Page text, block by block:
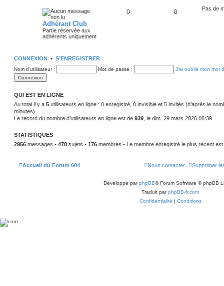
Adhérant Club
Partie réservée aux
adhérents uniquement
0 0 Pas de
CONNEXION • S’ENREGISTRER
Nom d’utilisateur : Mot de passe : J’ai oublié mon mot
QUI EST EN LIGNE
Au total il y a 5 utilisateurs en ligne : 0 enregistré, 0 invisible et 5 invités (d’après le
minutes)
Le record du nombre d’utilisateurs en ligne est de 939 , le dim. 29 mars 2026 08:39
STATISTIQUES
2956 messages • 478 sujets • 176 membres • Le membre enregistré le plus récent est
Accueil du Forum 604 Supprimer
Nous contacter
Développé parphpBB® Forum Software © phpBB
Traduit parphpBB-fr.com
Confidentialité | Conditions